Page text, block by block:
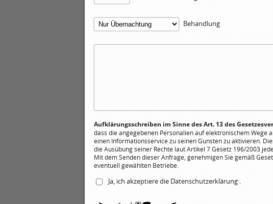
Behandlung
Aufklärungsschreiben im Sinne des Art. 13 des
dass die angegebenen Personalien auf elektronischem
einen Informationsservice zu seinen Gunsten zu aktivieren.
die Ausübung seiner Rechte laut Artikel 7 Gesetz 196/2003
Mit dem Senden dieser Anfrage, genehmigen Sie gemäß
eventuell gewählten Betriebe.
Ja, ich akzeptiere die Datenschutzerklärung .